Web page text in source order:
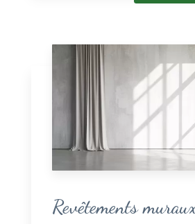
Revêtements